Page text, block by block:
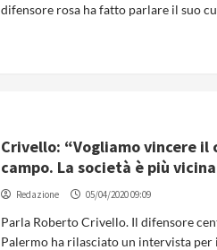
difensore rosa ha fatto parlare il suo
Crivello: “Vogliamo vincere il
campo. La società è più
Redazione 05/04/2020 09:09
Parla Roberto Crivello. Il difensore
Palermo ha rilasciato un intervista